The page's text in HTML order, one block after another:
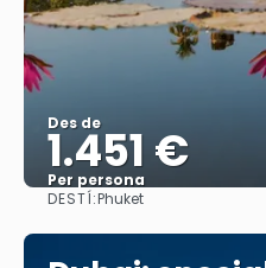
Des de
1.451 €
Per persona
DESTÍ:Phuket